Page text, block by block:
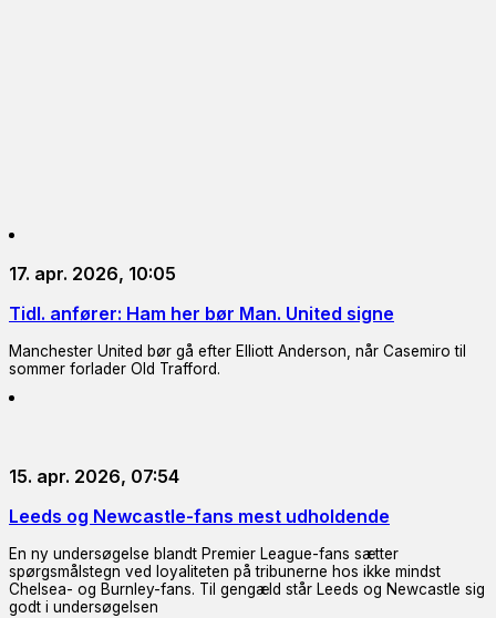
17. apr. 2026, 10:05
Tidl. anfører: Ham her bør Man. United signe
Manchester United bør gå efter Elliott Anderson, når Casemiro til
sommer forlader Old Trafford.
15. apr. 2026, 07:54
Leeds og Newcastle-fans mest udholdende
En ny undersøgelse blandt Premier League-fans sætter
spørgsmålstegn ved loyaliteten på tribunerne hos ikke mindst
Chelsea- og Burnley-fans. Til gengæld står Leeds og Newcastle sig
godt i undersøgelsen